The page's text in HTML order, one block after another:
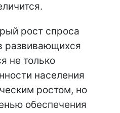
рост спроса
развивающихся
не только
населения
ростом, но
обеспечения